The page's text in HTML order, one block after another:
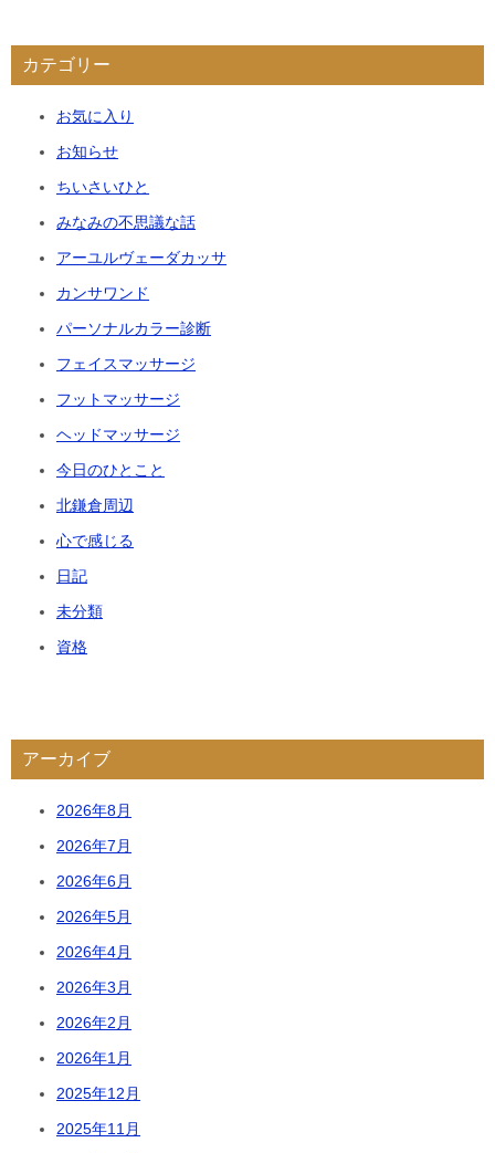
カテゴリー
お気に入り
お知らせ
ちいさいひと
みなみの不思議な話
アーユルヴェーダカッサ
カンサワンド
パーソナルカラー診断
フェイスマッサージ
フットマッサージ
ヘッドマッサージ
今日のひとこと
北鎌倉周辺
心で感じる
日記
未分類
資格
アーカイブ
2026年8月
2026年7月
2026年6月
2026年5月
2026年4月
2026年3月
2026年2月
2026年1月
2025年12月
2025年11月